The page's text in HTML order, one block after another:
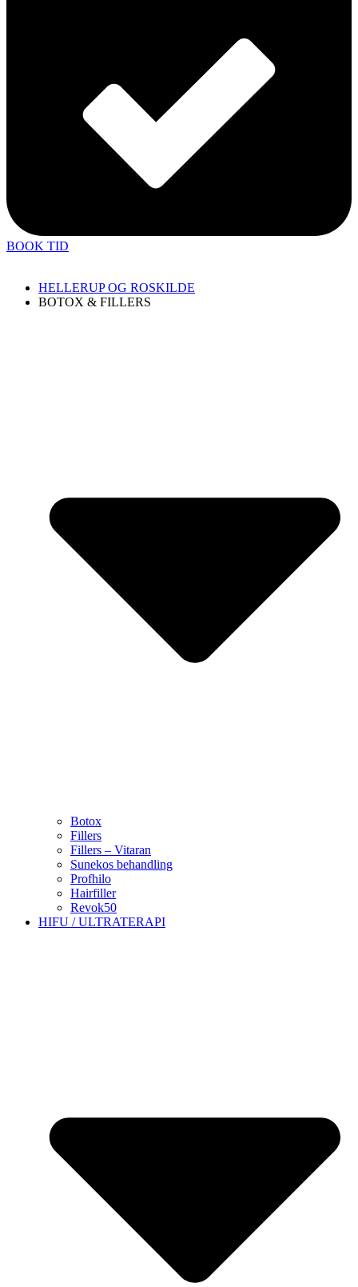
BOOK TID
HELLERUP OG ROSKILDE
BOTOX & FILLERS
Botox
Fillers
Fillers – Vitaran
Sunekos behandling
Profhilo
Hairfiller
Revok50
HIFU / ULTRATERAPI